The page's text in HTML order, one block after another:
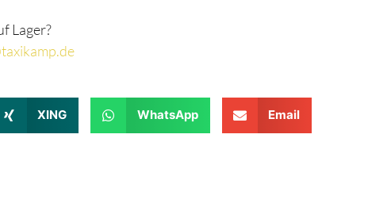
Lager?
XING WhatsApp Email